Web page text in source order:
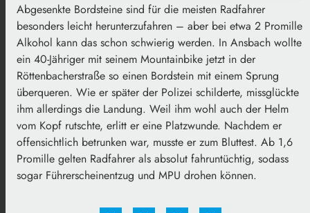
Abgesenkte Bordsteine sind für die meisten Radfahrer
besonders leicht herunterzufahren – aber bei etwa 2 Promille
Alkohol kann das schon schwierig werden. In Ansbach wollte
ein 40-Jähriger mit seinem Mountainbike jetzt in der
Röttenbacherstraße so einen Bordstein mit einem Sprung
überqueren. Wie er später der Polizei schilderte, missglückte
ihm allerdings die Landung. Weil ihm wohl auch der Helm
vom Kopf rutschte, erlitt er eine Platzwunde. Nachdem er
offensichtlich betrunken war, musste er zum Bluttest. Ab 1,6
Promille gelten Radfahrer als absolut fahruntüchtig, sodass
sogar Führerscheinentzug und MPU drohen können.